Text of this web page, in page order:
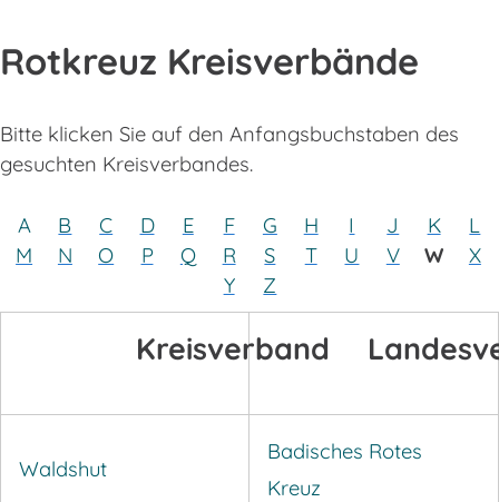
Rotkreuz Kreisverbände
Bitte klicken Sie auf den Anfangsbuchstaben des
gesuchten Kreisverbandes.
A B C D E F G H I J K
L
M
N O P Q R S T U V W
X
Y
Z
Kreisverband
Waldshut
Badisches Rotes
Kreuz